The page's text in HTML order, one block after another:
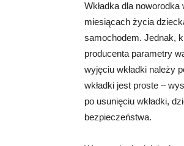
Wkładka dla
miesiącach życia
samochodem. Jednak,
producenta parametry
wyjęciu wkładki należy
wkładki jest proste –
po usunięciu wkładki,
bezpieczeństwa.